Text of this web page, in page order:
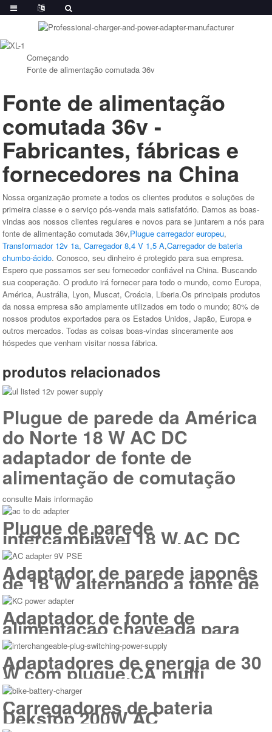
Começando
Fonte de alimentação comutada 36v
Fonte de alimentação
comutada 36v -
Fabricantes, fábricas e
fornecedores na China
Nossa organização promete a todos os clientes produtos e soluções de
primeira classe e o serviço pós-venda mais satisfatório. Damos as boas-
vindas aos nossos clientes regulares e novos para se juntarem a nós para
fonte de alimentação comutada 36v,Plugue carregador europeu,
Transformador 12v 1a,Carregador 8,4 V 1,5 A,Carregador de bateria
chumbo-ácido. Conosco, seu dinheiro é protegido para sua empresa.
Espero que possamos ser seu fornecedor confiável na China. Buscando
sua cooperação. O produto irá fornecer para todo o mundo, como Europa,
América, Austrália, Lyon, Muscat, Croácia, Liberia.Os principais produtos
da nossa empresa são amplamente utilizados em todo o mundo; 80% de
nossos produtos exportados para os Estados Unidos, Japão, Europa e
outros mercados. Todas as coisas boas-vindas sinceramente aos
hóspedes que venham visitar nossa fábrica.
produtos relacionados
Plugue de parede da América
do Norte 18 W AC DC
adaptador de fonte de
alimentação de comutação
consulte Mais informação
Plugue de parede
intercambiável 18 W AC DC
adaptador de fonte de
alimentação de comutação
Adaptador de parede japonês
de 18 W alternando a fonte de
alimentação
Adaptador de fonte de
alimentação chaveada para
Coréia do Sul 18 W AC DC
Adaptadores de energia de 30
W com plugue CA multi
intercambiável
Carregadores de bateria
Dekstop 200W AC